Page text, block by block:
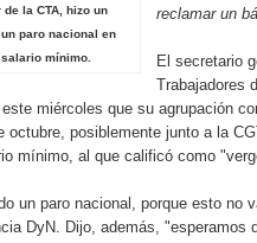
la CTA, hizo un
paro nacional en
mínimo.
reclamar un
El secretario
Trabajadores
miércoles que su agrupación
octubre, posiblemente junto a la
mínimo, al que calificó como
un paro nacional, porque esto no
DyN. Dijo, además, "esperamos